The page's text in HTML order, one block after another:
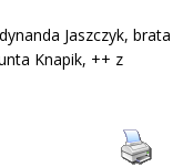
Jaszczyk, brata
Knapik, ++ z